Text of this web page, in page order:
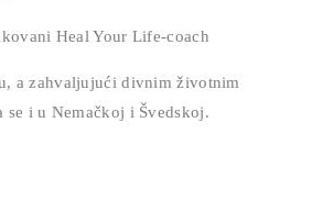
Heal Your Life-coach
a zahvaljujući divnim životnim
se i u Nemačkoj i Švedskoj.